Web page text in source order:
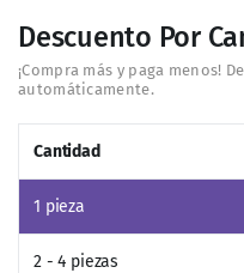
Descuento Por
Cantidad
1 pieza
2 - 4 piezas